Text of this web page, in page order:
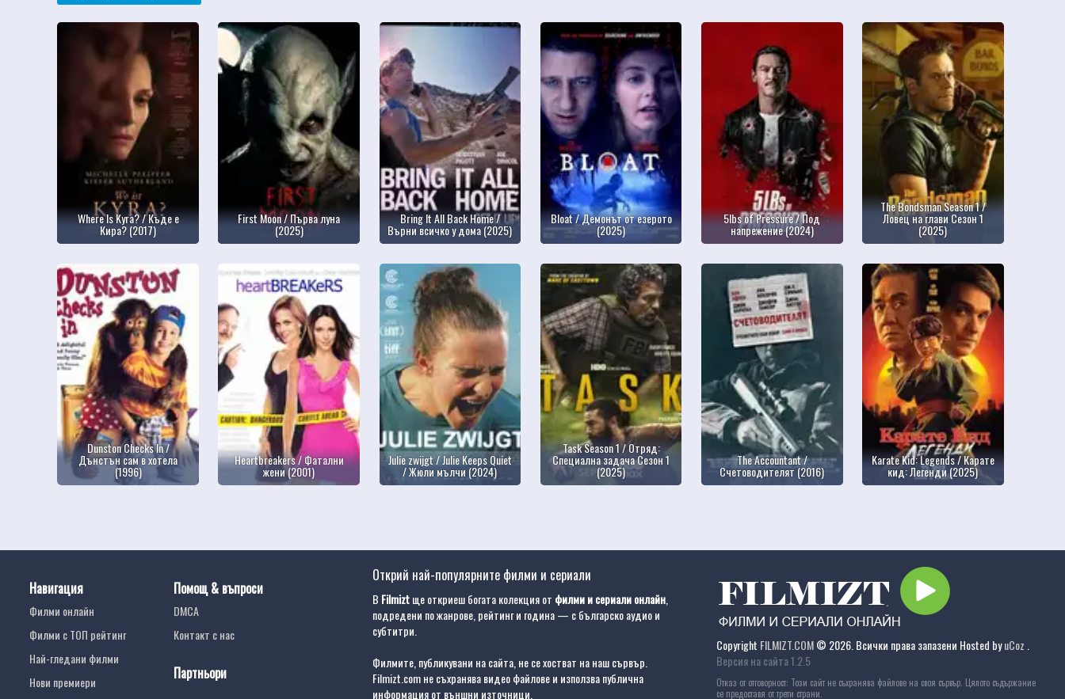
Where Is Kyra? / Къде е
Кира? (2017)
First Moon / Първа луна
(2025)
Bring It All Back Home /
Върни всичко у дома (2025)
Bloat / Демонът от езерото
(2025)
5lbs of Pressure / Под
напрежение (2024)
The Bondsman Season 1 /
Ловец на глави Сезон 1
(2025)
Dunston Checks In /
Дънстън сам в хотела
(1996)
Heartbreakers / Фатални
жени (2001)
Julie zwijgt / Julie Keeps Quiet
/ Жюли мълчи (2024)
Task Season 1 / Отряд:
Специална задача Сезон 1
(2025)
The Accountant /
Счетоводителят (2016)
Karate Kid: Legends / Карате
кид: Легенди (2025)
Навигация
Филми онлайн
Филми с ТОП рейтинг
Най-гледани филми
Нови премиери
Помощ & въпроси
DMCA
Контакт с нас
Партньори
Открий най-популярните филми и сериали
В Filmiztще откриеш богата колекция от филми и сериали онлайн
подредени по жанрове, рейтинг и година — с българско аудио и
субтитри.
Филмите, публикувани на сайта, не се хостват на наш сървър.
Filmizt.com не съхранява видео файлове и използва публична
информация от външни източници.
Copyright FILMIZT.COM© 2026. Всички права запазени Hosted byuCoz
Версия на сайта 1.2.5
Отказ от отговорност: Този сайт не съхранява файлове на своя сървър. Цялото съдържание
се предоставя от трети страни.